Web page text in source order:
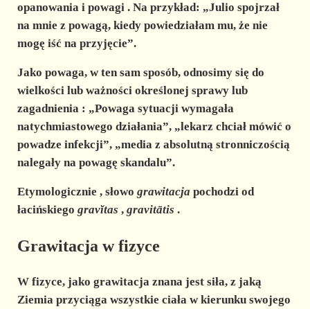
o
opanowania i powagi . Na przykład: „Julio spojrzał
na mnie z powagą, kiedy powiedziałam mu, że nie
mogę iść na przyjęcie”.
Jako powaga, w ten sam sposób, odnosimy się do
wielkości lub ważności określonej sprawy lub
zagadnienia: „Powaga sytuacji wymagała
natychmiastowego działania”, „lekarz chciał mówić o
powadze infekcji”, „media z absolutną stronniczością
nalegały na powagę skandalu”.
Etymologicznie , słowo grawitacja pochodzi od
łacińskiego gravĭtas , gravitātis .
Grawitacja w fizyce
W fizyce,jako grawitacja znana jest siła, z jaką
Ziemia przyciąga wszystkie ciała w kierunku swojego